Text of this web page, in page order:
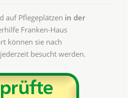
auf Pflegeplätzen in der
Franken-Haus
können sie nach
besucht werden.